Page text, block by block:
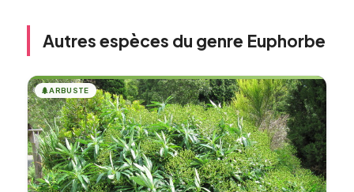
Autres espèces du genre Euphorbe
🌲ARBUSTE